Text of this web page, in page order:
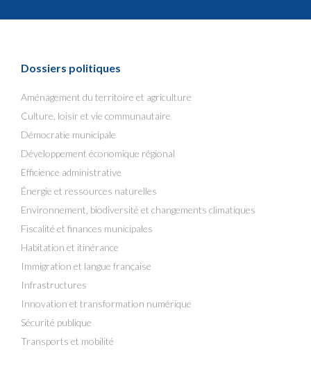
Dossiers politiques
Aménagement du territoire et agriculture
Culture, loisir et vie communautaire
Démocratie municipale
Développement économique régional
Efficience administrative
Énergie et ressources naturelles
Environnement, biodiversité et changements climatiques
Fiscalité et finances municipales
Habitation et itinérance
Immigration et langue française
Infrastructures
Innovation et transformation numérique
Sécurité publique
Transports et mobilité